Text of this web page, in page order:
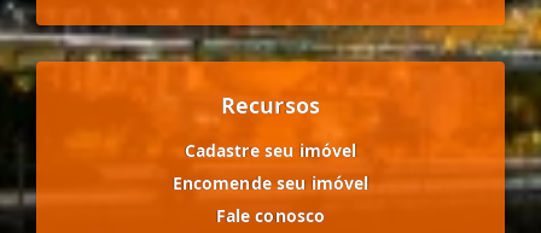
Recursos
Cadastre seu imóvel
Encomende seu imóvel
Fale conosco